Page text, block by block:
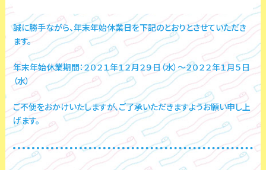
誠に勝手ながら、年末年始休業日を下記のとおりとさせていただき
ます。
年末年始休業期間：２０２１年１２月２９日（水）～２０２２年１月５日
（水）
ご不便をおかけいたしますが、ご了承いただきますようお願い申し上
げます。